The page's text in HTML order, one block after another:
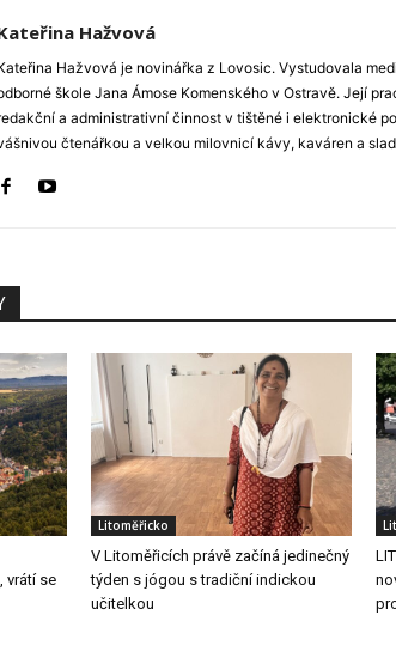
Hažvová
Hažvová je novinářka z Lovosic. Vystudovala
škole Jana Ámose Komenského v Ostravě. Její
a administrativní činnost v tištěné i elektronické
čtenářkou a velkou milovnicí kávy, kaváren a
vrátí se
Litoměřicko
V Litoměřicích právě začíná jedinečný
týden s jógou s tradiční indickou
učitelkou